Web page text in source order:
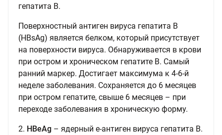
гепатита В.
Поверхностный антиген вируса гепатита В
(HВsAg) является белком, который присутствует
на поверхности вируса. Обнаруживается в крови
при остром и хроническом гепатите В. Самый
ранний маркер. Достигает максимума к 4-6-й
неделе заболевания. Сохраняется до 6 месяцев
при остром гепатите, свыше 6 месяцев – при
переходе заболевания в хроническую форму.
2. HBeAg – ядерный е-антиген вируса гепатита В.